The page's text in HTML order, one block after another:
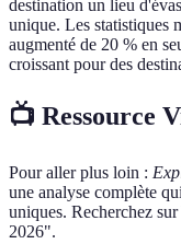
destination un lieu
unique. Les statistiques
augmenté de 20 % en
croissant pour des
📺 Ressource
Pour aller plus loin :
une analyse complète
uniques. Recherchez
2026".